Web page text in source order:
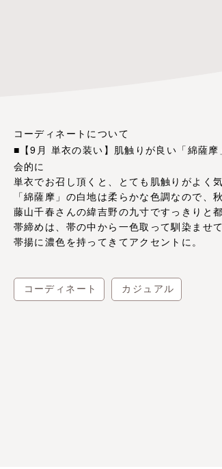
コーディネートについて
■【9月 単衣の装い】肌触りが良い「綿薩
会的に
単衣でお召し頂くと、とても肌触りがよく
「綿薩摩」の白地は柔らかな色調なので、
藤山千春さんの緯吉野の九寸ですっきりと都
帯締めは、帯の中から一色取って馴染ませて
帯揚に濃色を持ってきてアクセントに。
コーディネート カジュアル